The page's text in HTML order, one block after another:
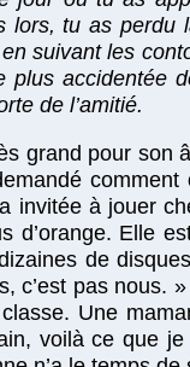
tu as perdu
suivant les
accidentée
de l’amitié.
grand pour
invitée à jouer
Elle
de
c’est pas nous.
Une
voilà ce que